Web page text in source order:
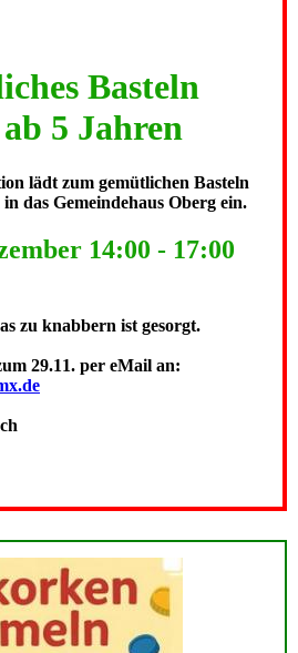
Basteln
5 Jahren
lädt zum gemütlichen Basteln
das Gemeindehaus Oberg ein.
14:00 - 17:00
zu knabbern ist gesorgt.
29.11. per eMail an: